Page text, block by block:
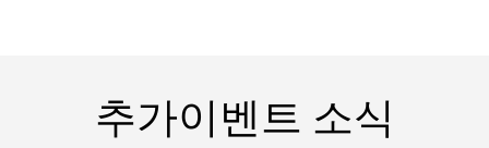
추가이벤트 소식